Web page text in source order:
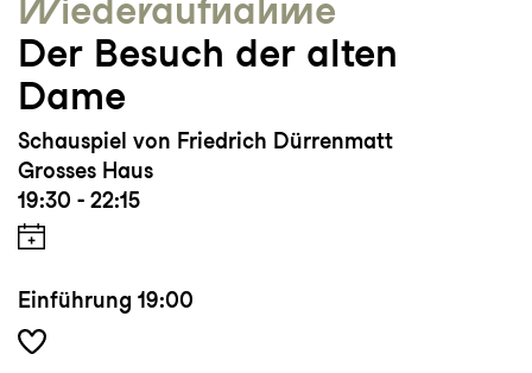
Wieder­aufnahme
Der Besuch der alten
Dame
Schauspiel von Friedrich Dürrenmatt
Grosses Haus
19:30 - 22:15
Einführung 19:00